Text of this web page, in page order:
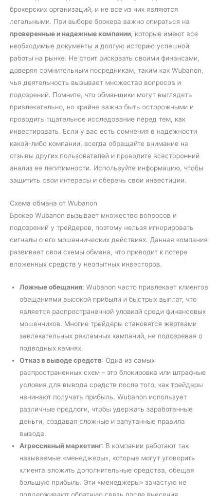
брокерских организаций, и не все из них являются
легальными. При выборе брокера важно опираться на
проверенные и надежные компании, которые имеют все
необходимые документы и долгую историю успешной
работы на рынке. Не стоит рисковать своими финансами,
доверяя сомнительным посредникам, таким как Wubanon,
чья деятельность вызывает множество вопросов и
подозрений. Помните, что обманщики могут выглядеть
привлекательно, но крайне важно быть осторожными и
проводить тщательное исследование перед тем, как
инвестировать. Если у вас есть сомнения в надежности
какой-либо компании, всегда обращайте внимание на
отзывы других пользователей и проводите всесторонний
анализ ее легитимности. Используйте информацию, чтобы
защитить свои интересы и сберечь свои инвестиции.
Схема обмана от Wubanon
Брокер Wubanon вызывает множество вопросов и
подозрений у трейдеров, поэтому нельзя игнорировать
сигналы о его мошеннических действиях. Данная компания
развивает свои схемы обмана, что приводит к потере
вложенных средств у неопытных инвесторов.
Ложные обещания: Wubanon часто привлекает клиентов
обещаниями высокой прибыли и быстрых выплат, что
является распространенной уловкой среди финансовых
мошенников. Многие трейдеры становятся жертвами
завлекательных рекламных кампаний, не подозревая о
подводных камнях.
Отказ в выводе средств: Одна из самых
распространенных схем – это блокировка или штрафные
условия для вывода средств после того, как трейдеры
начинают получать прибыль. Wubanon использует
различные предлоги, чтобы удержать заработанные
деньги, создавая сложные и запутанные правила
вывода.
Агрессивный маркетинг: В компании работают так
называемые «менеджеры», которые могут уговорить
клиента вложить дополнительные средства, обещая
большую прибыль. Эти «менеджеры» зачастую не
поддерживают обратную связь после внесения